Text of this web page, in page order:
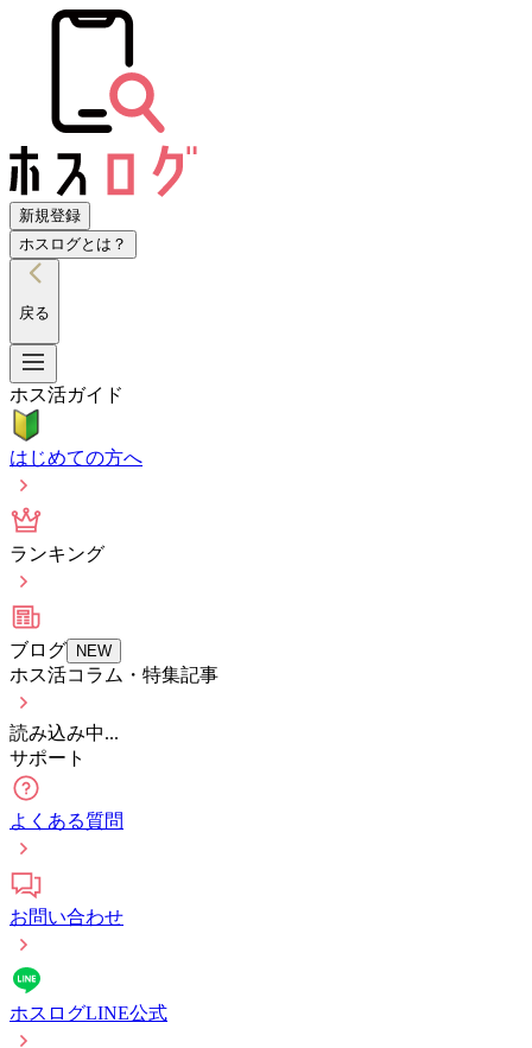
新規登録
ホスログとは？
戻る
ホス活ガイド
はじめての方へ
ランキング
ブログ NEW
ホス活コラム・特集記事
読み込み中...
サポート
よくある質問
お問い合わせ
ホスログLINE公式